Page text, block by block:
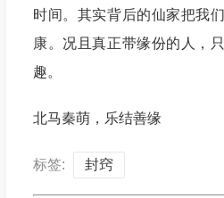
时间。其实背后的仙家把我
康。况且真正带缘份的人，
趣。
北马秦萌，乐结善缘
标签: 封窍